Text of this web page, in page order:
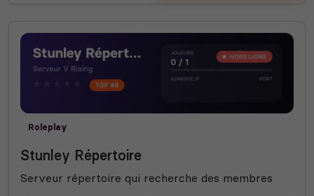
Roleplay
Stunley Répertoire
Serveur répertoire qui recherche des membres